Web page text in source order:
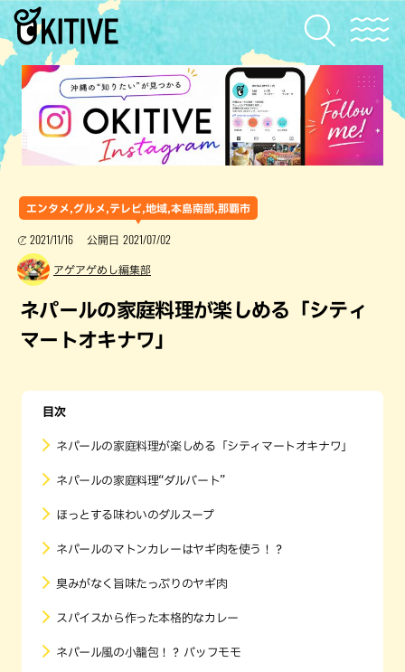
エンタメ,グルメ,テレビ,地域,本島南部,那覇市
2021/11/16 公開日 2021/07/02
アゲアゲめし編集部
ネパールの家庭料理が楽しめる「シティ
マートオキナワ」
目次
ネパールの家庭料理が楽しめる「シティマートオキナワ」
ネパールの家庭料理“ダルバート”
ほっとする味わいのダルスープ
ネパールのマトンカレーはヤギ肉を使う！？
臭みがなく旨味たっぷりのヤギ肉
スパイスから作った本格的なカレー
ネパール風の小籠包！？ バッフモモ